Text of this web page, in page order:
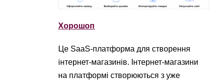
Хорошоп
Це SaaS-платформа для створення
інтернет-магазинів. Інтернет-магазини
на платформі створюються з уже